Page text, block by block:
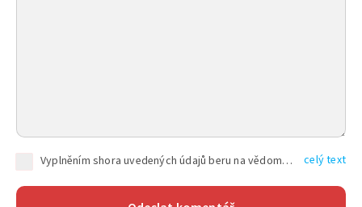
Vyplněním shora uvedených údajů beru na vědomí, že společnost TEXT FACTORY s.r.o., sídlem Brno, Durďákova 336/29, Černá Pole, PSČ: 613 00, IČ: 06157831, zapsané u Krajského soudu v Brně, oddíl C, vložka 100399, bude zpracovávat mé osobní údaje uvedené v rámci mnou vyplněného registračního formuláře na základě oprávněných zájmů TEXT FACTORY s.r.o. dle čl. 6 odst. 1 písm. f) GDPR a pro splnění právních povinností (čl. 6 odst. 1 písm. c) GDPR), a to pro tyto účely: nezbytnost zajistit oprávnění návštěvníka webových stránek provozovaných společností TEXT FACTORY s.r.o. přispívat aktivně ke zveřejněným článkům nebo v rámci diskusních fór a výkon práv TEXT FACTORY s.r.o. jako administrátora těchto diskusních fór. Více informací o zpracování osobních údajů a právech lze nalézt v celý text